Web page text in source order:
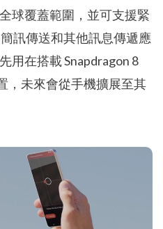
球覆蓋範圍，並可支援緊
訊傳送和其他訊息傳遞應
用在搭載 Snapdragon 8
，未來會從手機擴展至其